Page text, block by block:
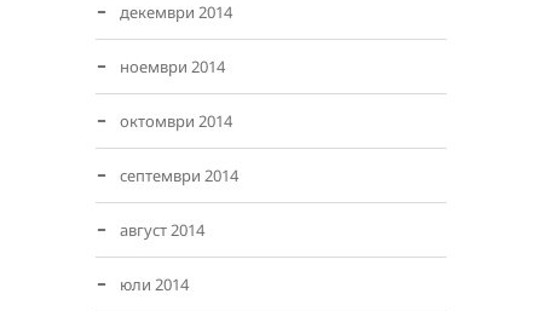
декември 2014
ноември 2014
октомври 2014
септември 2014
август 2014
юли 2014